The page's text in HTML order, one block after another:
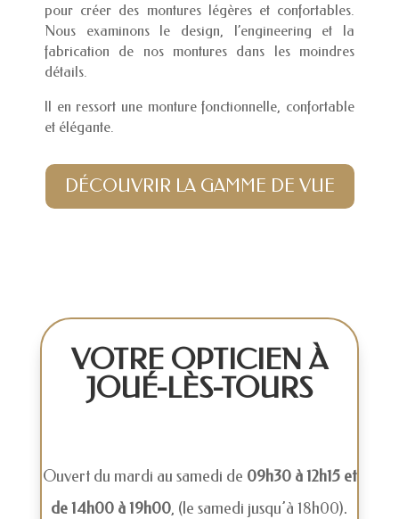
pour créer des montures légères et confortables.
Nous examinons le design, l’engineering et la
fabrication de nos montures dans les moindres
détails.
Il en ressort une monture fonctionnelle, confortable
et élégante.
DÉCOUVRIR LA GAMME DE VUE
VOTRE OPTICIEN À
JOUÉ-LÈS-TOURS
Ouvert du mardi au samedi de 09h30 à 12h15 et
de 14h00 à 19h00, (le samedi jusqu’à 18h00).